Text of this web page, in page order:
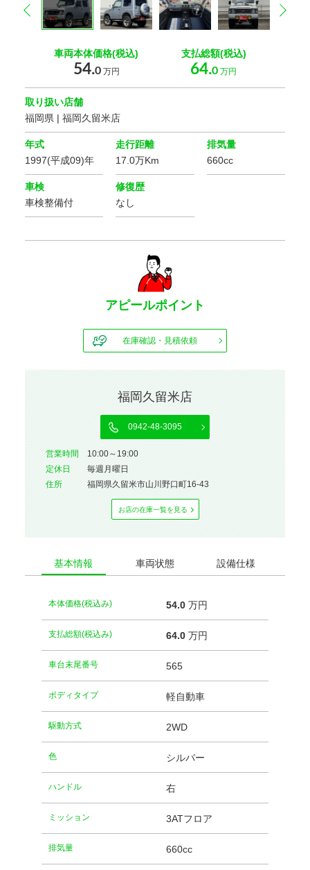
車両本体価格(税込)
54.0万円
支払総額(税込)
64.0 万円
取り扱い店舗
福岡県 | 福岡久留米店
年式
1997(平成09)年
走行距離
17.0万Km
排気量
660cc
車検
車検整備付
修復歴
なし
アピールポイント
在庫確認・見積依頼
福岡久留米店
0942-48-3095
営業時間
10:00～19:00
定休⽇
毎週月曜日
住所
福岡県久留米市山川野口町16-43
お店の在庫⼀覧を⾒る
基本情報 車両状態 設備仕様
本体価格(税込み) 54.0万円
支払総額(税込み) 64.0万円
車台末尾番号 565
ボディタイプ 軽自動車
駆動方式 2WD
⾊ シルバー
ハンドル 右
ミッション 3ATフロア
排気量 660cc